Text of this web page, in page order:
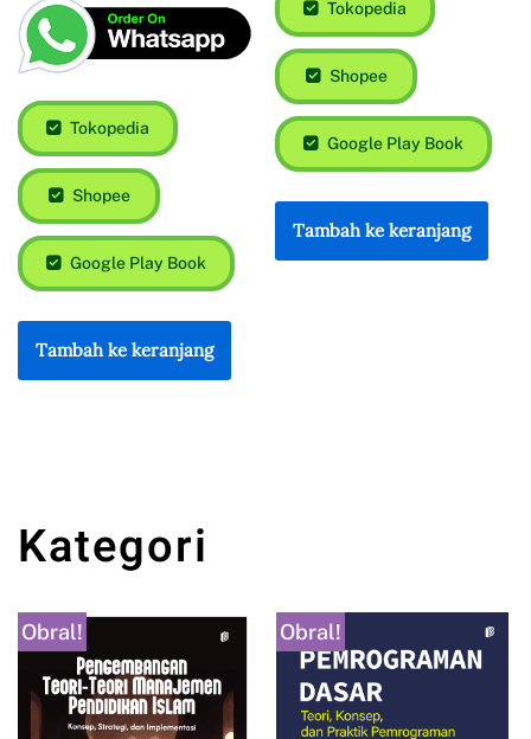
Tokopedia
Shopee
Google Play Book
Tambah ke keranjang
Tokopedia
Google Play Book
Kategori
Obral! Obral!